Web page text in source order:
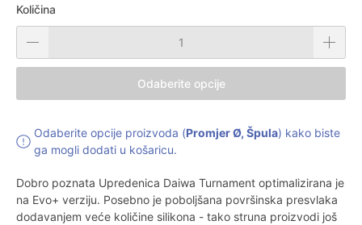
Količina
Odaberite opcije
Odaberite opcije proizvoda (Promjer Ø, Špula) kako biste
ga mogli dodati u košaricu.
Dobro poznata Upredenica Daiwa Turnament optimalizirana je
na Evo+ verziju. Posebno je poboljšana površinska presvlaka
dodavanjem veće količine silikona - tako struna proizvodi još